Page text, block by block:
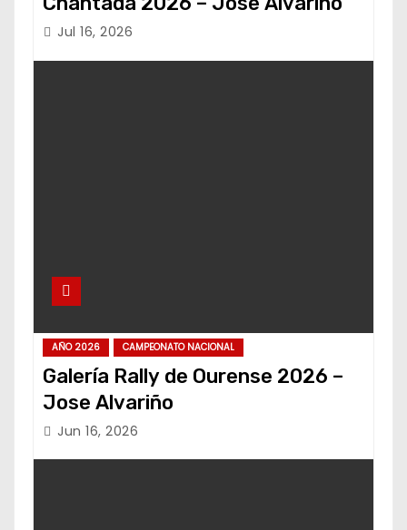
Jul 16, 2026
AÑO 2026 CAMPEONATO NACIONAL
Galería Rally de Ourense 2026 –
Jose Alvariño
Jun 16, 2026